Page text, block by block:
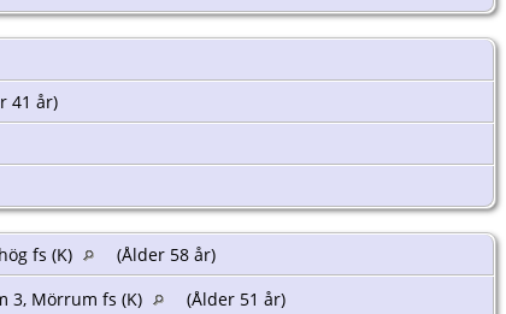
41 år)
fs (K)
(Ålder 58 år)
3, Mörrum fs (K)
(Ålder 51 år)